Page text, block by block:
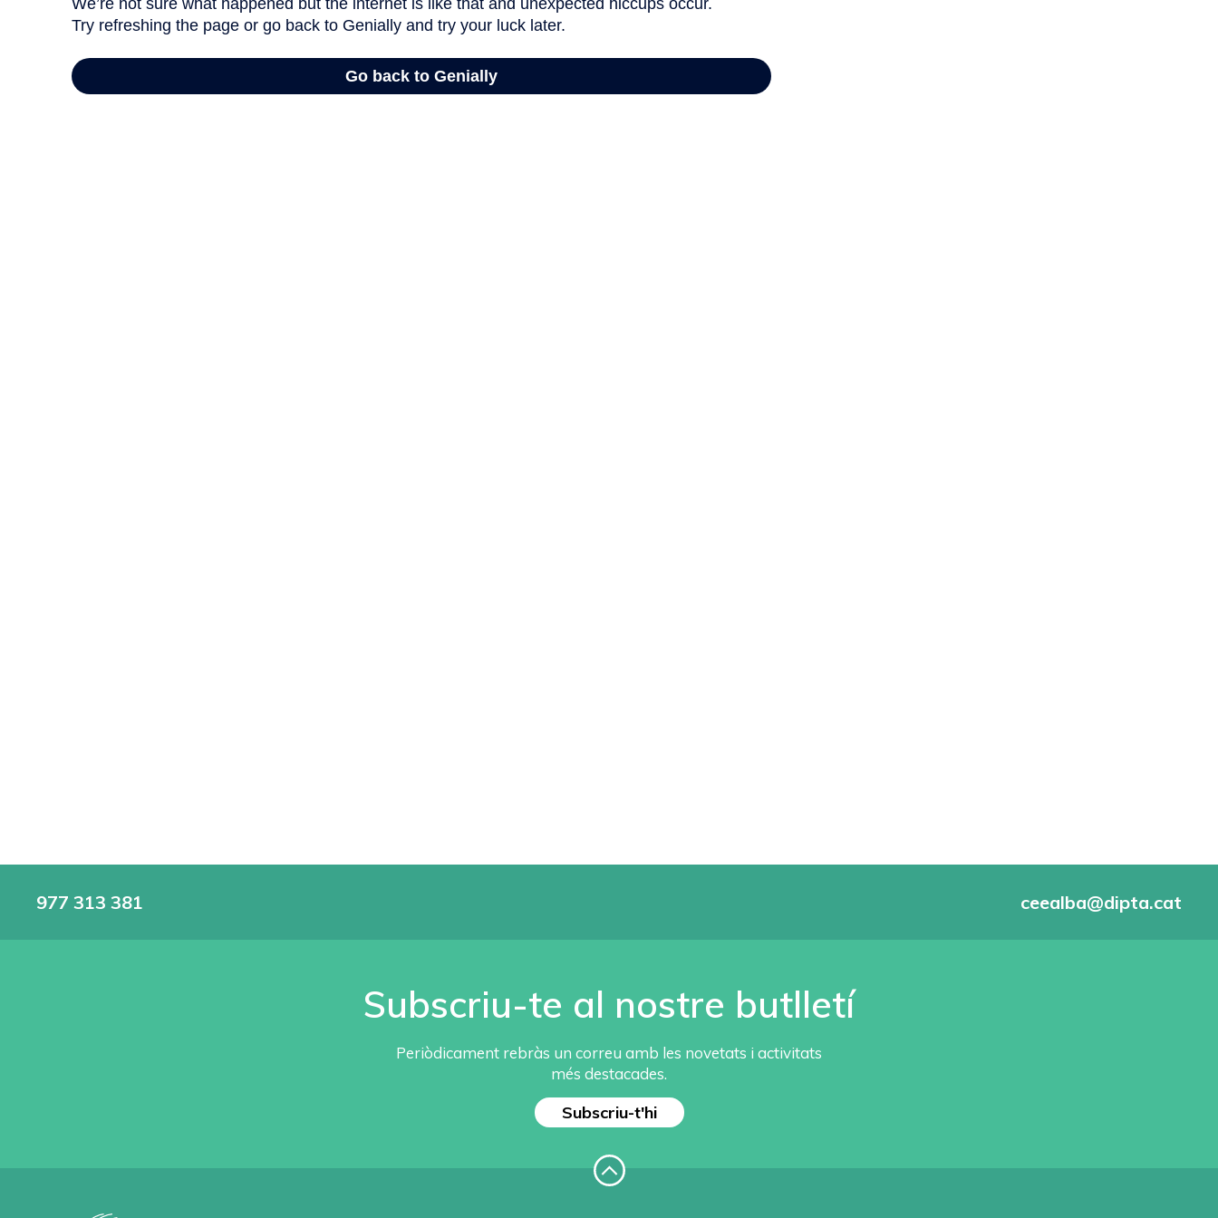
977 313 381 ceealba@dipta.cat
Subscriu-te al nostre butlletí
Periòdicament rebràs un correu amb les novetats i activitats
més destacades.
Subscriu-t'hi